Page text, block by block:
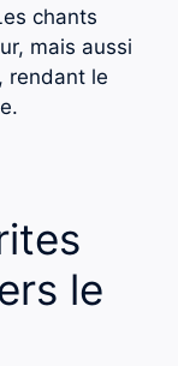
chants
mais aussi
rendant le
le